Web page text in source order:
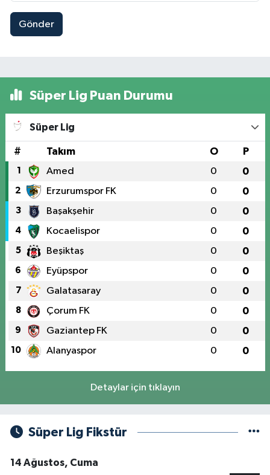
Gönder
Süper Lig Puan Durumu
Süper Lig
# Takım O P
1 Amed 0 0
2 Erzurumspor FK 0 0
3 Başakşehir 0 0
4 Kocaelispor 0 0
5 Beşiktaş 0 0
6 Eyüpspor 0 0
7 Galatasaray 0 0
8 Çorum FK 0 0
9 Gaziantep FK 0 0
10 Alanyaspor 0 0
Detaylar için tıklayın
Süper Lig Fikstür
14 Ağustos, Cuma